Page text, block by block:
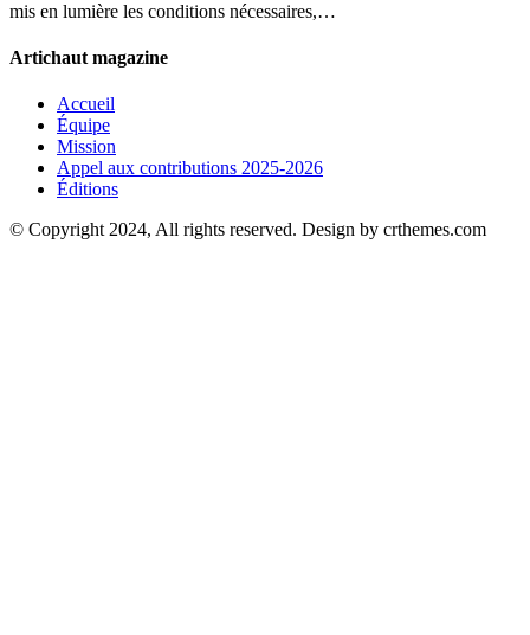
mis en lumière les conditions nécessaires,…
Artichaut magazine
Accueil
Équipe
Mission
Appel aux contributions 2025-2026
Éditions
© Copyright 2024, All rights reserved. Design by crthemes.com